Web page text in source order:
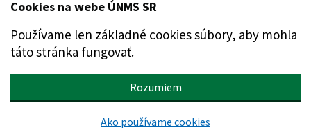
Preskočiť na hlavný obsah
Cookies na webe ÚNMS SR
Používame len základné cookies súbory, aby mohla
táto stránka fungovať.
Rozumiem
Ako používame cookies